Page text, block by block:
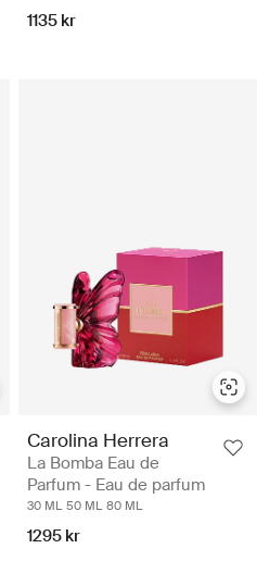
1135 kr
Carolina Herrera
La Bomba Eau de
Parfum - Eau de parfum
30 ML 50 ML 80 ML
1295 kr